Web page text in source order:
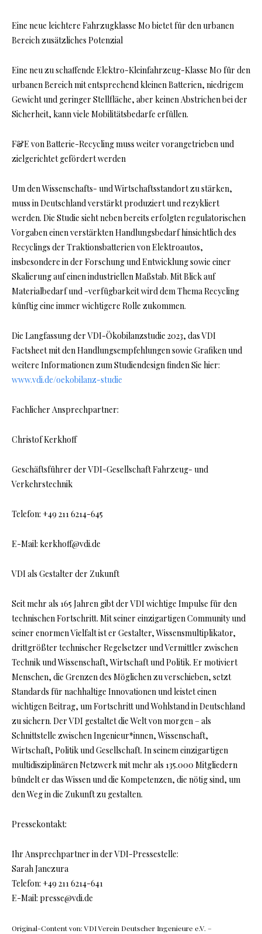
Eine neue leichtere Fahrzugklasse M0 bietet für den urbanen
Bereich zusätzliches Potenzial
Eine neu zu schaffende Elektro-Kleinfahrzeug-Klasse M0 für den
urbanen Bereich mit entsprechend kleinen Batterien, niedrigem
Gewicht und geringer Stellfläche, aber keinen Abstrichen bei der
Sicherheit, kann viele Mobilitätsbedarfe erfüllen.
F&E von Batterie-Recycling muss weiter vorangetrieben und
zielgerichtet gefördert werden
Um den Wissenschafts- und Wirtschaftsstandort zu stärken,
muss in Deutschland verstärkt produziert und rezykliert
werden. Die Studie sieht neben bereits erfolgten regulatorischen
Vorgaben einen verstärkten Handlungsbedarf hinsichtlich des
Recyclings der Traktionsbatterien von Elektroautos,
insbesondere in der Forschung und Entwicklung sowie einer
Skalierung auf einen industriellen Maßstab. Mit Blick auf
Materialbedarf und -verfügbarkeit wird dem Thema Recycling
künftig eine immer wichtigere Rolle zukommen.
Die Langfassung der VDI-Ökobilanzstudie 2023, das VDI
Factsheet mit den Handlungsempfehlungen sowie Grafiken und
weitere Informationen zum Studiendesign finden Sie hier:
www.vdi.de/oekobilanz-studie
Fachlicher Ansprechpartner:
Christof Kerkhoff
Geschäftsführer der VDI-Gesellschaft Fahrzeug- und
Verkehrstechnik
Telefon: +49 211 6214-645
E-Mail: kerkhoff@vdi.de
VDI als Gestalter der Zukunft
Seit mehr als 165 Jahren gibt der VDI wichtige Impulse für den
technischen Fortschritt. Mit seiner einzigartigen Community und
seiner enormen Vielfalt ist er Gestalter, Wissensmultiplikator,
drittgrößter technischer Regelsetzer und Vermittler zwischen
Technik und Wissenschaft, Wirtschaft und Politik. Er motiviert
Menschen, die Grenzen des Möglichen zu verschieben, setzt
Standards für nachhaltige Innovationen und leistet einen
wichtigen Beitrag, um Fortschritt und Wohlstand in Deutschland
zu sichern. Der VDI gestaltet die Welt von morgen – als
Schnittstelle zwischen Ingenieur*innen, Wissenschaft,
Wirtschaft, Politik und Gesellschaft. In seinem einzigartigen
multidisziplinären Netzwerk mit mehr als 135.000 Mitgliedern
bündelt er das Wissen und die Kompetenzen, die nötig sind, um
den Weg in die Zukunft zu gestalten.
Pressekontakt:
Ihr Ansprechpartner in der VDI-Pressestelle:
Sarah Janczura
Telefon: +49 211 6214-641
E-Mail: presse@vdi.de
Original-Content von: VDI Verein Deutscher Ingenieure e.V. –